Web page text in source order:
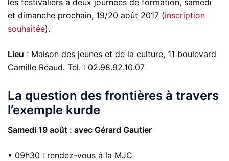
et dimanche prochain, 19/20 août 2017 (inscription
souhaitée).
Lieu : Maison des jeunes et de la culture, 11 boulevard
Camille Réaud. Tél. : 02.98.92.10.07
La question des frontières à travers
l’exemple kurde
Samedi 19 août : avec Gérard Gautier
• 09h30 : rendez-vous à la MJC